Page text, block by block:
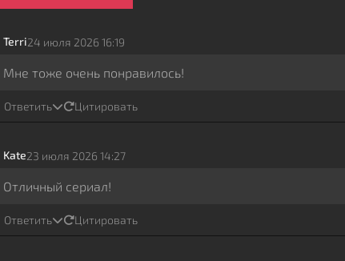
Terri24 июля 2026 16:19
Мне тоже очень понравилось!
Ответить Цитировать
Kate23 июля 2026 14:27
Отличный сериал!
Ответить Цитировать